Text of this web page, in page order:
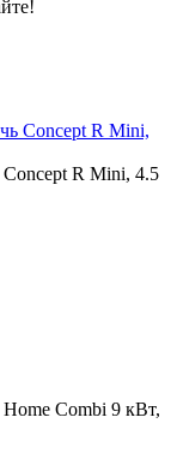
R Mini, 4.5
Combi 9 кВт,